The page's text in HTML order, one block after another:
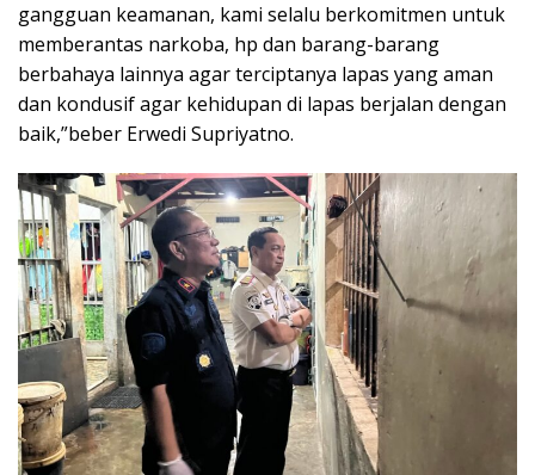
gangguan keamanan, kami selalu berkomitmen untuk
memberantas narkoba, hp dan barang-barang
berbahaya lainnya agar terciptanya lapas yang aman
dan kondusif agar kehidupan di lapas berjalan dengan
baik,”beber Erwedi Supriyatno.